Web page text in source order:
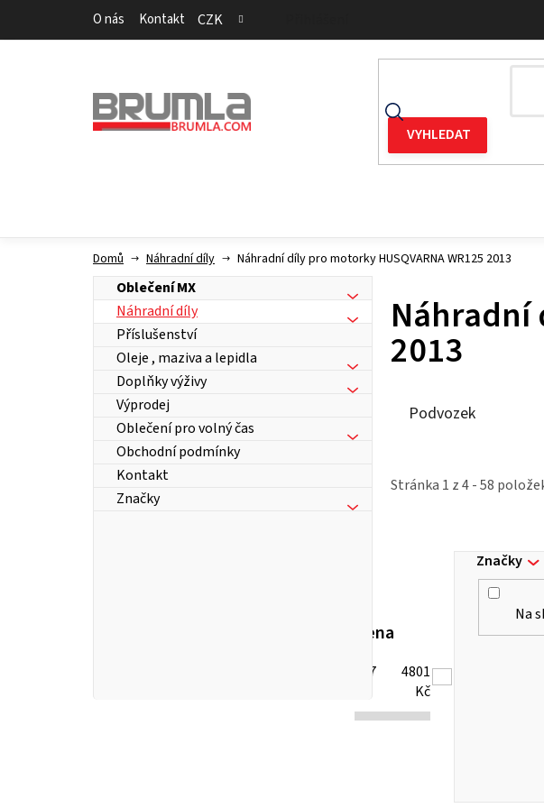
O nás Kontakt CZK
Domů Náhradní díly Náhradní díly pro motorky HUSQVARNA WR125 2013
Oblečení MX
Náhradní díly
Příslušenství
Oleje , maziva a lepidla
Doplňky výživy
Výprodej
Oblečení pro volný čas
Obchodní podmínky
Kontakt
Značky
Náhradní
2013
Podvozek
Stránka 1 z4-58
Cena
167
4801
Kč
Na
Značky